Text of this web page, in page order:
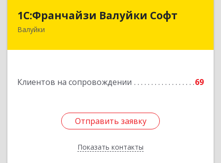
1С:Франчайзи Валуйки Софт
Валуйки
Клиентов на сопровождении 69
Отправить заявку
Показать контакты
1С:Франчайзи Валуйки Софт
309996, Белгородская обл, Валуйки г, Горького,
Отправить заявку
Назад